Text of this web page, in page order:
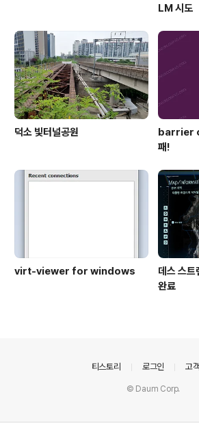
LM 시도
덕소 빛터널공원
barrier
패!
virt-viewer for windows
데스 스트
완료
티스토리 로그인 고
© Daum Corp.